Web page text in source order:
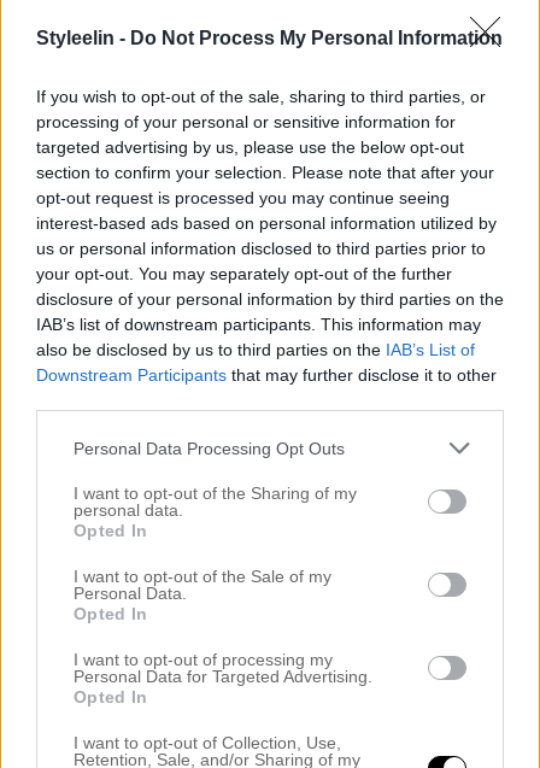
Styleelin - Do Not Process My Personal Information
If you wish to opt-out of the sale, sharing to third parties, or
processing of your personal or sensitive information for
targeted advertising by us, please use the below opt-out
section to confirm your selection. Please note that after your
opt-out request is processed you may continue seeing
interest-based ads based on personal information utilized by
us or personal information disclosed to third parties prior to
your opt-out. You may separately opt-out of the further
disclosure of your personal information by third parties on the
IAB’s list of downstream participants. This information may
also be disclosed by us to third parties on the IAB’s List of
Downstream Participants that may further disclose it to other
Personal Data Processing Opt Outs
I want to opt-out of the Sharing of my
personal data.
Opted In
I want to opt-out of the Sale of my
Personal Data.
Opted In
I want to opt-out of processing my
Personal Data for Targeted Advertising.
Opted In
I want to opt-out of Collection, Use,
Retention, Sale, and/or Sharing of my
har hänt enormt mycket senaste året och jag hinner
knappt med mig själv, vilket är väldigt roligt
visserligen. Jag försöker svara så snabbt jag kan på
frågor i ställer i kommentarerna men när det är
specifika hårfrågor som tar tid […]
EN LYXIG HÅRVÅRD FÖR EN TORR HÅRBOTTEN
30 maj 2018, 11:12
SCHAMPO (klick) – BALSAM (klick) – LEAVE-ON
TREATMENT (klick) Men hallå där! Ser ni vilka fina,
ljusrosa förpackningar jag sa visa er nu? Är det
förpackningarna. Dom står ut helt från alla andra,